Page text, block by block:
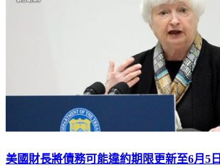
美國財長將債務可能違約期限更新至6月5日